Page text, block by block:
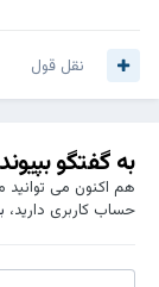
نقل قول
به گفتگو
هم اکنون می توانید
حساب کاربری دارید،